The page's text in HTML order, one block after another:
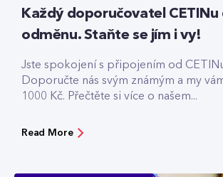
Každý doporučovatel
odměnu. Staňte se jím i vy!
Jste spokojení s připojením od
Doporučte nás svým známým a my
1000 Kč. Přečtěte si více o našem...
Read More